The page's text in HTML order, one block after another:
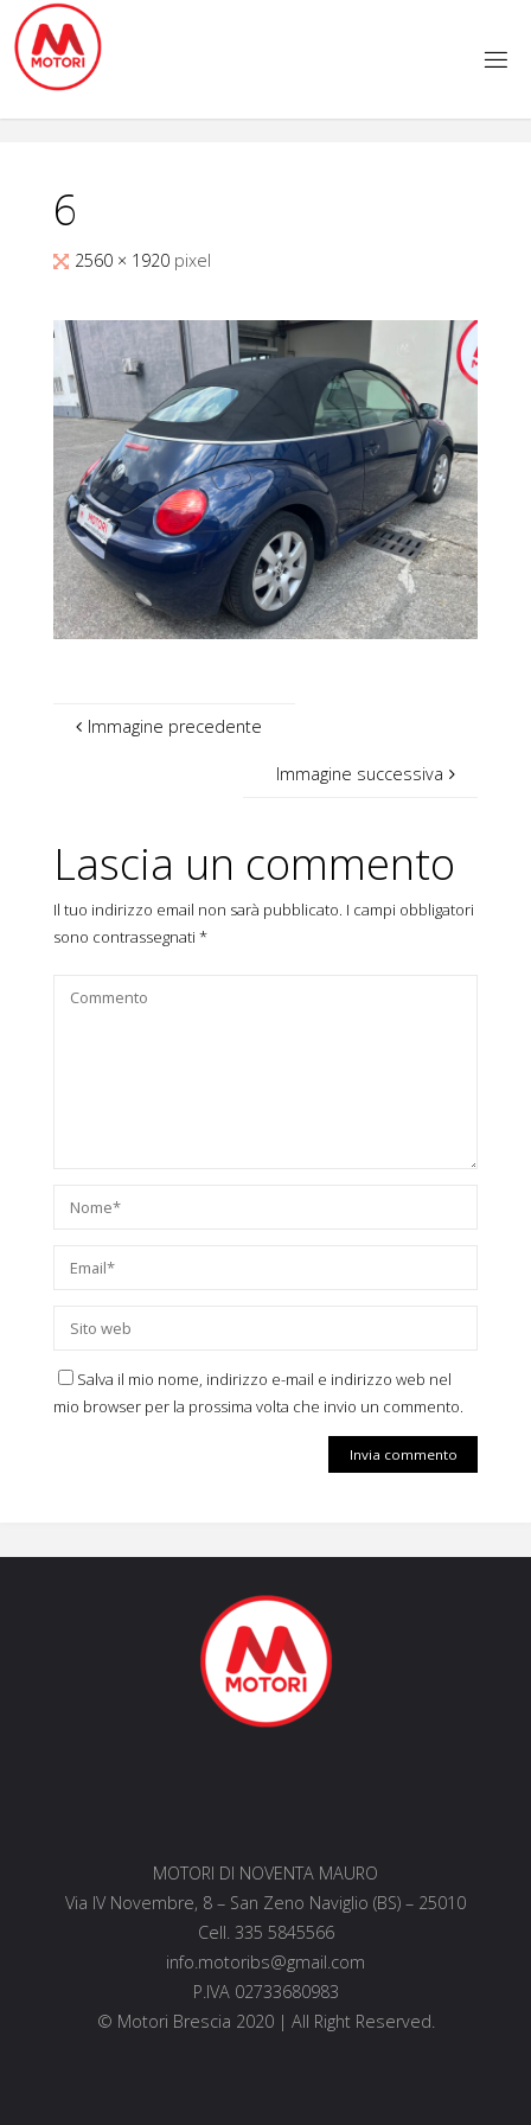
Salta
contenuto
6
Tutta2560 × 1920 pixel
Immagine precedente
Immagine successiva
Lascia un commento
Il tuo indirizzo email non sarà pubblicato. I campi obbligatori
sono contrassegnati *
Salva il mio nome, indirizzo e-mail e indirizzo web nel
mio browser per la prossima volta che invio un commento.
MOTORI DI NOVENTA MAURO
Via IV Novembre, 8 – San Zeno Naviglio (BS) – 25010
Cell. 335 5845566
info.motoribs@gmail.com
P.IVA 02733680983
© Motori Brescia 2020 | All Right Reserved.